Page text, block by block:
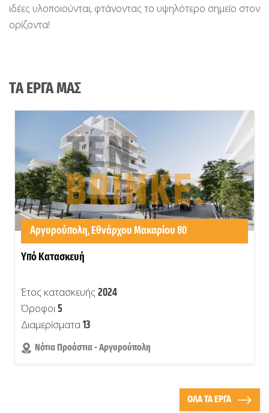
ιδέες υλοποιούνται, φτάνοντας το υψηλότερο σημείο στον
ορίζοντα!
ΤΑ ΕΡΓΑ ΜΑΣ
Αργυρούπολη, Εθνάρχου Μακαρίου 80
Υπό Κατασκευή
Έτος κατασκευής 2024
Όροφοι 5
Διαμερίσματα 13
Νότια Προάστια - Αργυρούπολη
ΟΛΑ ΤΑ ΕΡΓΑ